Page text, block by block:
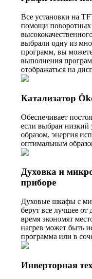
Все установки на
помощи поворотных
выбрали одну из
программ, вы
выполнения
отображаться на
Катализатор
Обеспечивает
если выбран
образом, энергия
оптимальным
Духовка и
приборе
Духовые шкафы с
берут все лучшее от
время экономят
нагрев может быть
программа или в
Инверторная